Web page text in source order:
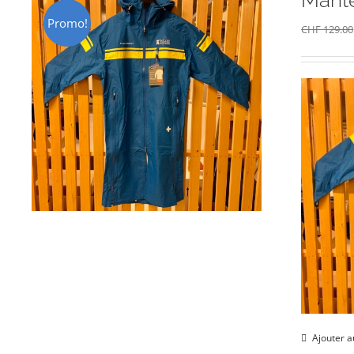
Promo! CHF129.00
Ajouter